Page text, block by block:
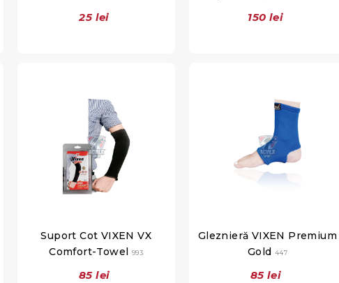
25 lei 150 lei
Suport Cot VIXEN VX
Comfort-Towel 993
85 lei
Gleznieră VIXEN Premium
Gold 447
85 lei